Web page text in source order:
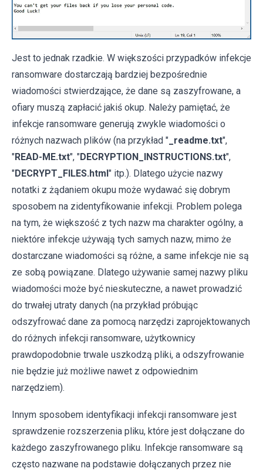
Jest to jednak rzadkie. W większości przypadków infekcje
ransomware dostarczają bardziej bezpośrednie
wiadomości stwierdzające, że dane są zaszyfrowane, a
ofiary muszą zapłacić jakiś okup. Należy pamiętać, że
infekcje ransomware generują zwykle wiadomości o
różnych nazwach plików (na przykład " _readme.txt",
"READ-ME.txt", "DECRYPTION_INSTRUCTIONS.txt",
"DECRYPT_FILES.html" itp.). Dlatego użycie nazwy
notatki z żądaniem okupu może wydawać się dobrym
sposobem na zidentyfikowanie infekcji. Problem polega
na tym, że większość z tych nazw ma charakter ogólny, a
niektóre infekcje używają tych samych nazw, mimo że
dostarczane wiadomości są różne, a same infekcje nie są
ze sobą powiązane. Dlatego używanie samej nazwy pliku
wiadomości może być nieskuteczne, a nawet prowadzić
do trwałej utraty danych (na przykład próbując
odszyfrować dane za pomocą narzędzi zaprojektowanych
do różnych infekcji ransomware, użytkownicy
prawdopodobnie trwale uszkodzą pliki, a odszyfrowanie
nie będzie już możliwe nawet z odpowiednim
narzędziem).
Innym sposobem identyfikacji infekcji ransomware jest
sprawdzenie rozszerzenia pliku, które jest dołączane do
każdego zaszyfrowanego pliku. Infekcje ransomware są
często nazwane na podstawie dołączanych przez nie